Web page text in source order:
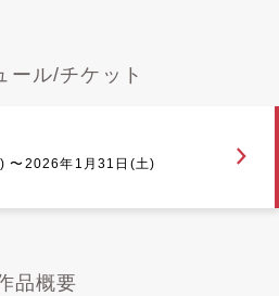
ール/チケット
〜2026年1月31日(土)
品概要